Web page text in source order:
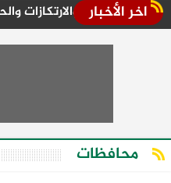
اخر الأخبار
والارتكازات والحالة المرورية
محافظات